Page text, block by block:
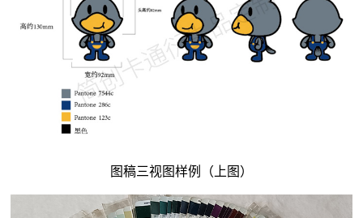
图稿三视图样例（上图）